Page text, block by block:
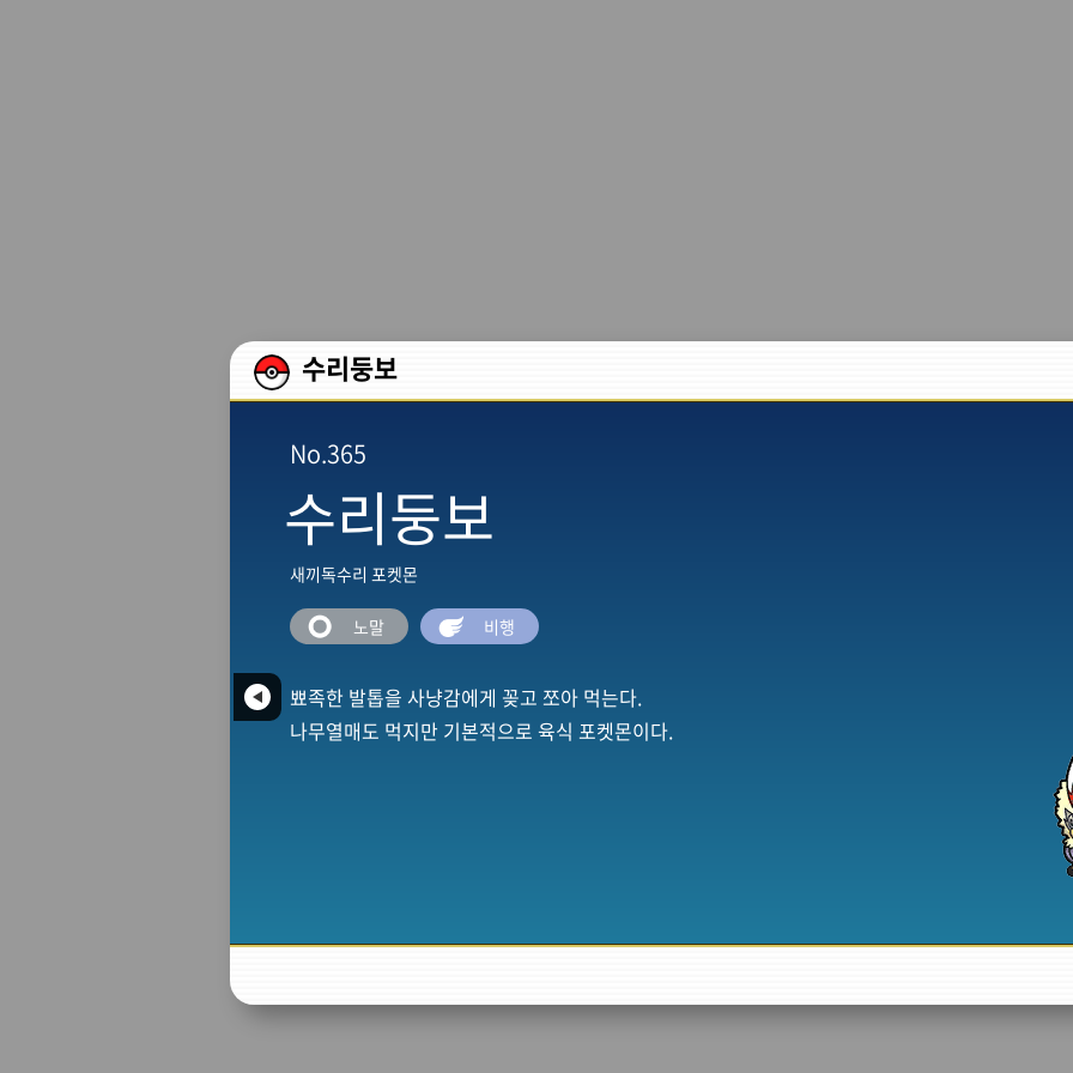
수리둥보
No.365
수리둥보
새끼독수리 포켓몬
노말 비행
뾰족한 발톱을 사냥감에게 꽂고 쪼아 먹는다.
나무열매도 먹지만 기본적으로 육식 포켓몬이다.